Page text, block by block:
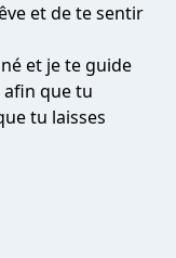
et de te sentir
et je te guide
que tu
tu laisses